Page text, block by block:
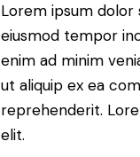
Lorem ipsum
eiusmod tempor
enim ad minim
ut aliquip ex ea
reprehenderit.
elit.